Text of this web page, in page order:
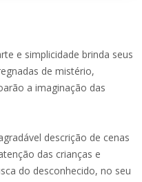
e simplicidade brinda seus
de mistério,
a imaginação das
descrição de cenas
das crianças e
do desconhecido, no seu